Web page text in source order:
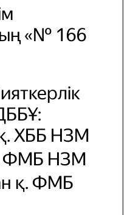
«№ 166
ХББ НЗМ
ФМБ НЗМ
қ. ФМБ